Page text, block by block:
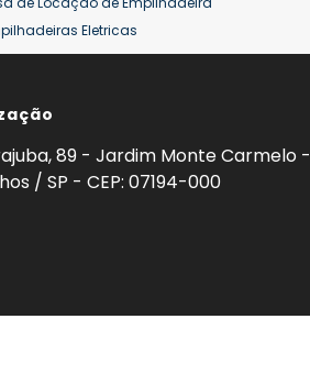
Eletricas
Empilhadeira Hyster
Venda Empilhadeiras 25 ton
89 - Jardim Monte Carmelo -
/ SP - CEP: 07194-000